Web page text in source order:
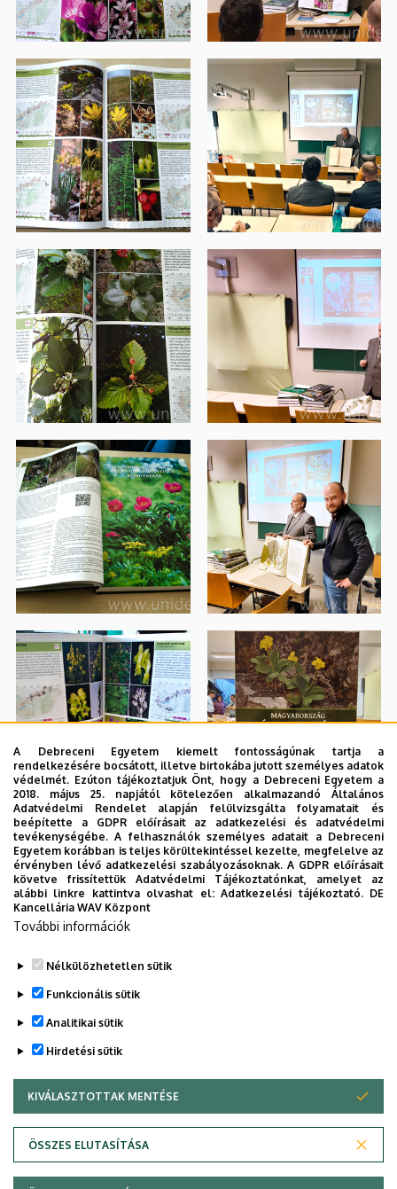
Adatvédelem
A Debreceni Egyetem kiemelt fontosságúnak tartja a
rendelkezésére bocsátott, illetve birtokába jutott személyes adatok
védelmét. Ezúton tájékoztatjuk Önt, hogy a Debreceni Egyetem a
2018. május 25. napjától kötelezően alkalmazandó Általános
Adatvédelmi Rendelet alapján felülvizsgálta folyamatait és
beépítette a GDPR előírásait az adatkezelési és adatvédelmi
tevékenységébe. A felhasználók személyes adatait a Debreceni
Egyetem korábban is teljes körültekintéssel kezelte, megfelelve az
érvényben lévő adatkezelési szabályozásoknak. A GDPR előírásait
követve frissítettük Adatvédelmi Tájékoztatónkat, amelyet az
alábbi linkre kattintva olvashat el:Adatkezelési tájékoztató. DE
Kancellária WAV Központ
További információk
Nélkülözhetetlen sütik
Funkcionális sütik
Analitikai sütik
Hirdetési sütik
KIVÁLASZTOTTAK MENTÉSE
ÖSSZES ELUTASÍTÁSA
WITHDRAW CONSENT